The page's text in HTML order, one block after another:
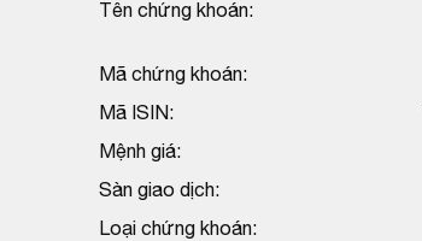
Tên chứng khoán:
Mã chứng khoán:
Mã ISIN:
Mệnh giá:
Sàn giao dịch:
Loại chứng khoán: